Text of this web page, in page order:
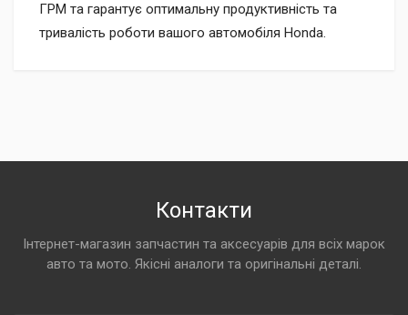
ГРМ та гарантує оптимальну продуктивність та
тривалість роботи вашого автомобіля Honda.
Контакти
Інтернет-магазин запчастин та аксесуарів для всіх марок
авто та мото. Якісні аналоги та оригінальні деталі.